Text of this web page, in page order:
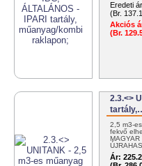
Eredeti
(Br.
Akciós
(Br.
2.3.<>
2,5 m3-
fekvő
Ár: